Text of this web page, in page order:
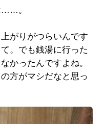
……。
がりがつらいんです
。でも銭湯に行った
かったんですよね。
方がマシだなと思っ